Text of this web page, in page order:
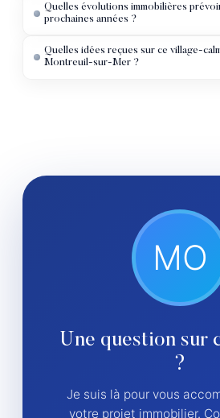
Quelles évolutions immobilières
prochaines années ?
Quelles idées reçues sur ce village-
Montreuil-sur-Mer ?
MO
Une question sur
?
Je suis là pour vous
votre projet immobilier.